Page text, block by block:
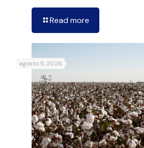
Read more
agosto 5, 2026